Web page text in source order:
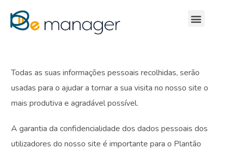
Todas as suas informações pessoais recolhidas, serão
usadas para o ajudar a tornar a sua visita no nosso site o
mais produtiva e agradável possível.
A garantia da confidencialidade dos dados pessoais dos
utilizadores do nosso site é importante para o Plantão